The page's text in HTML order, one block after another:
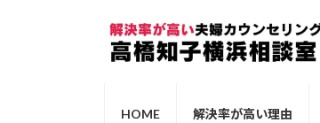
HOME 解決率が高い理由